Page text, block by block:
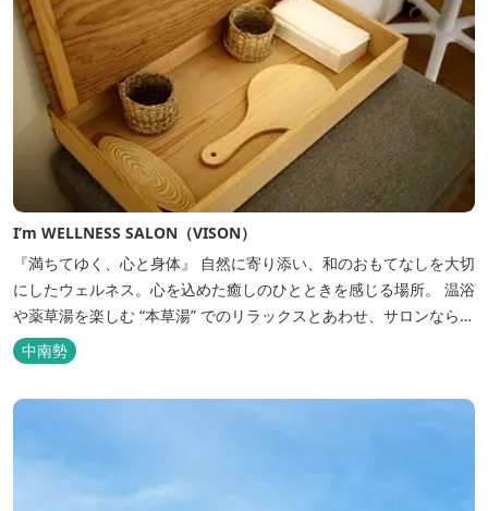
I’m WELLNESS SALON（VISON）
『満ちてゆく、心と身体』 自然に寄り添い、和のおもてなしを大切
にしたウェルネス。心を込めた癒しのひとときを感じる場所。 温浴
や薬草湯を楽しむ “本草湯” でのリラックスとあわせ、サロンならで
はの丁寧なケアで、日常の疲れやストレスを解きほぐす──。そん
な、心身を満たすひとときを、ここでゆっくりとお過ごしくださ
い...
中南勢